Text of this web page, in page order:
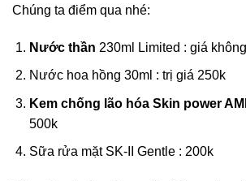
Chúng ta điểm qua nhé:
Nước thần 230ml Limited : giá
Nước hoa hồng 30ml : trị giá 250k
Kem chống lão hóa Skin power
500k
Sữa rửa mặt SK-II Gentle : 200k